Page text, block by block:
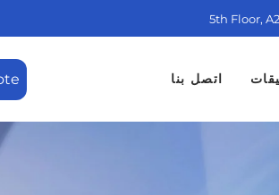
5th Floor,
اتصل بنا